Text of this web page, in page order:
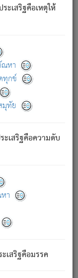
เสริฐคือเหตุให้
ณหา
ทุกข์
มุทัย
เสริฐคือความดับ
า
เสริฐคือมรรค
ห่งประโยชน์โดย
ยง เป็นทุกข์ มี
ดเพลินวิภวตัณหา
ภพทั้งหลาย)
วง นั้นคือ
ว เพราะไม่มี
รามแล้ว ก้าวล่วง
ลี่ยนแปลงอีกต่อ
ก ที่โคนต้นโพธิ์